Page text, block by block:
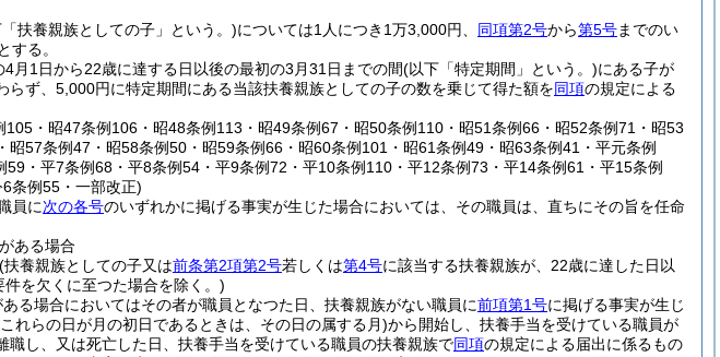
扶養親族としての子」という。)については1人につき1万3,000円、 同項第2号から第5号までのい
する。
月1日から22歳に達する日以後の最初の3月31日までの間(以下「特定期間」という。)にある子が
らず、5,000円に特定期間にある当該扶養親族としての子の数を乗じて得た額を同項の規定による
・昭47条例106・昭48条例113・昭49条例67・昭50条例110・昭51条例66・昭52条例71・昭53
57条例47・昭58条例50・昭59条例66・昭60条例101・昭61条例49・昭63条例41・平元条例
・平7条例68・平8条例54・平9条例72・平10条例110・平12条例73・平14条例61・平15条例
条例55・一部改正)
員に次の各号のいずれかに掲げる事実が生じた場合においては、その職員は、直ちにその旨を任命
ある場合
(扶養親族としての子又は前条第2項第2号若しくは第4号に該当する扶養親族が、22歳に達した日以
を欠くに至つた場合を除く。)
る場合においてはその者が職員となつた日、扶養親族がない職員に前項第1号に掲げる事実が生じ
れらの日が月の初日であるときは、その日の属する月)から開始し、扶養手当を受けている職員が
し、又は死亡した日、扶養手当を受けている職員の扶養親族で同項の規定による届出に係るもの